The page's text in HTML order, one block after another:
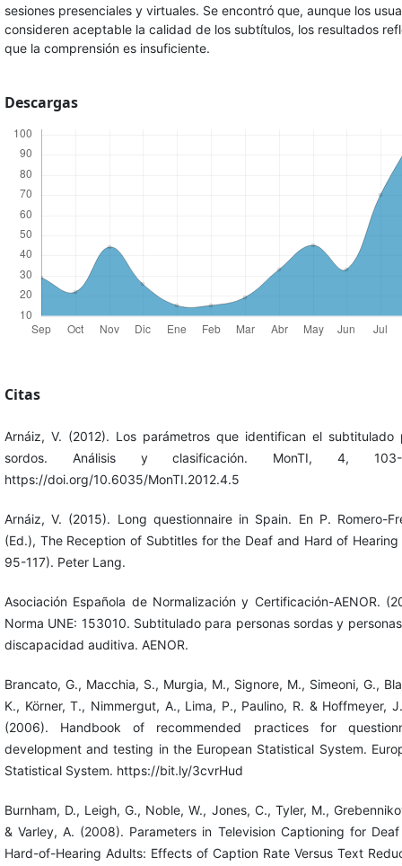
sesiones presenciales y virtuales. Se encontró que, aunque los
consideren aceptable la calidad de los subtítulos, los resultados
que la comprensión es insuficiente.
Descargas
Citas
Arnáiz, V. (2012). Los parámetros que identifican el subtitulado
sordos. Análisis y clasificación. MonTI, 4, 103-
https://doi.org/10.6035/MonTI.2012.4.5
Arnáiz, V. (2015). Long questionnaire in Spain. En P. Romero-
(Ed.), The Reception of Subtitles for the Deaf and Hard of
95-117). Peter Lang.
Asociación Española de Normalización y Certificación-AENOR.
Norma UNE: 153010. Subtitulado para personas sordas y
discapacidad auditiva. AENOR.
Brancato, G., Macchia, S., Murgia, M., Signore, M., Simeoni, G.,
K., Körner, T., Nimmergut, A., Lima, P., Paulino, R. & Hoffmeyer,
(2006). Handbook of recommended practices for
development and testing in the European Statistical System.
Statistical System. https://bit.ly/3cvrHud
Burnham, D., Leigh, G., Noble, W., Jones, C., Tyler, M.,
& Varley, A. (2008). Parameters in Television Captioning for
Hard-of-Hearing Adults: Effects of Caption Rate Versus Text